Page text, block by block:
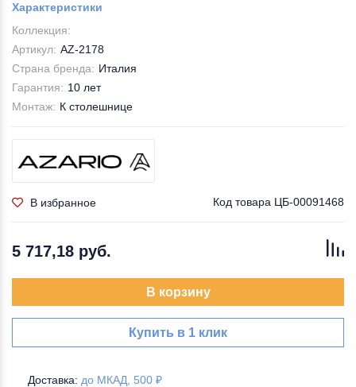
Характеристики
Коллекция:
Артикул: AZ-2178
Страна бренда: Италия
Гарантия: 10 лет
Монтаж: К столешнице
В избранное Код товара ЦБ-00091468
5 717,18 руб.
В корзину
Купить в 1 клик
Доставка: до МКАД, 500 ₽